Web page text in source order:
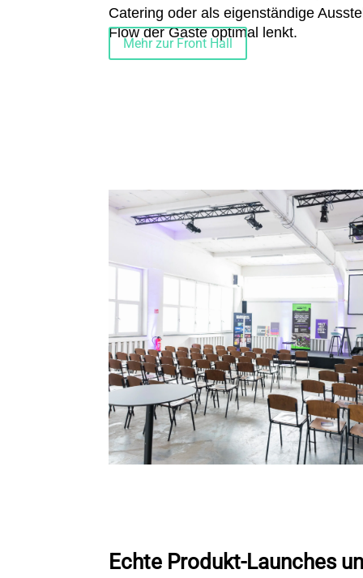
Catering oder als eigenständige
Flow der Gäste optimal lenkt.
Mehr zur Front Hall
Echte Produkt-Launches